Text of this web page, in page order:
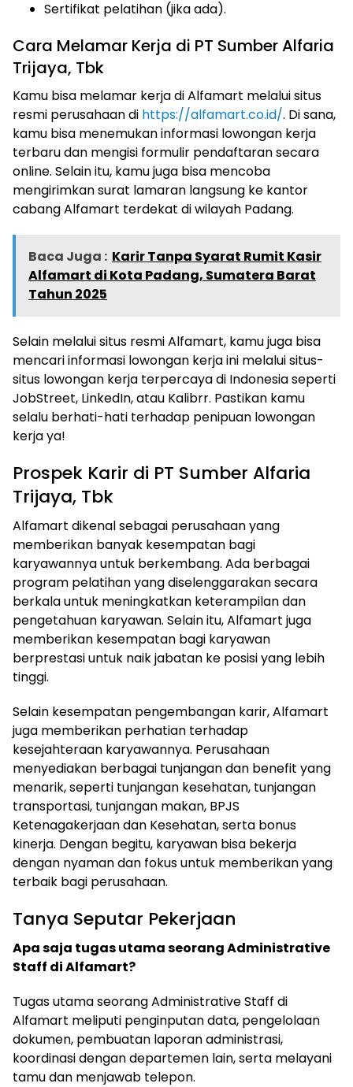
Sertifikat pelatihan (jika ada).
Cara Melamar Kerja di PT Sumber Alfaria
Trijaya, Tbk
Kamu bisa melamar kerja di Alfamart melalui situs
resmi perusahaan di https://alfamart.co.id/. Di sana,
kamu bisa menemukan informasi lowongan kerja
terbaru dan mengisi formulir pendaftaran secara
online. Selain itu, kamu juga bisa mencoba
mengirimkan surat lamaran langsung ke kantor
cabang Alfamart terdekat di wilayah Padang.
Baca Juga : Karir Tanpa Syarat Rumit Kasir
Alfamart di Kota Padang, Sumatera Barat
Tahun 2025
Selain melalui situs resmi Alfamart, kamu juga bisa
mencari informasi lowongan kerja ini melalui situs-
situs lowongan kerja terpercaya di Indonesia seperti
JobStreet, LinkedIn, atau Kalibrr. Pastikan kamu
selalu berhati-hati terhadap penipuan lowongan
kerja ya!
Prospek Karir di PT Sumber Alfaria
Trijaya, Tbk
Alfamart dikenal sebagai perusahaan yang
memberikan banyak kesempatan bagi
karyawannya untuk berkembang. Ada berbagai
program pelatihan yang diselenggarakan secara
berkala untuk meningkatkan keterampilan dan
pengetahuan karyawan. Selain itu, Alfamart juga
memberikan kesempatan bagi karyawan
berprestasi untuk naik jabatan ke posisi yang lebih
tinggi.
Selain kesempatan pengembangan karir, Alfamart
juga memberikan perhatian terhadap
kesejahteraan karyawannya. Perusahaan
menyediakan berbagai tunjangan dan benefit yang
menarik, seperti tunjangan kesehatan, tunjangan
transportasi, tunjangan makan, BPJS
Ketenagakerjaan dan Kesehatan, serta bonus
kinerja. Dengan begitu, karyawan bisa bekerja
dengan nyaman dan fokus untuk memberikan yang
terbaik bagi perusahaan.
Tanya Seputar Pekerjaan
Apa saja tugas utama seorang Administrative
Staff di Alfamart?
Tugas utama seorang Administrative Staff di
Alfamart meliputi penginputan data, pengelolaan
dokumen, pembuatan laporan administrasi,
koordinasi dengan departemen lain, serta melayani
tamu dan menjawab telepon.